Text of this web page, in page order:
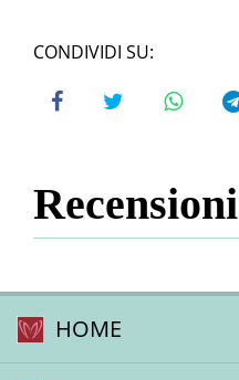
CONDIVIDI SU:
Recensioni
HOME